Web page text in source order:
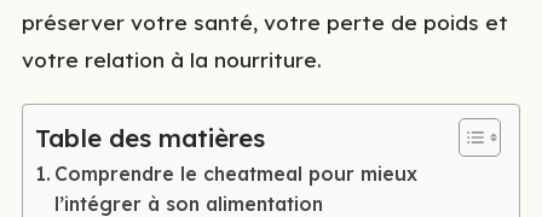
préserver votre santé, votre perte de poids et
votre relation à la nourriture.
Table des matières
Comprendre le cheatmeal pour mieux
l’intégrer à son alimentation